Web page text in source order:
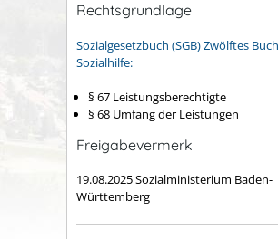
Rechtsgrundlage
Sozialgesetzbuch (SGB) Zwölftes
Sozialhilfe:
§ 67 Leistungsberechtigte
§ 68 Umfang der Leistungen
Freigabevermerk
19.08.2025 Sozialministerium Baden-
Württemberg